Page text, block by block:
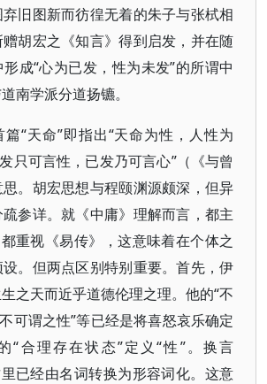
旧图新而彷徨无着的朱子与张栻相
胡宏之《知言》得到启发，并在随
成“心为已发，性为未发”的所谓中
南学派分道扬镳。
篇“天命”即指出“天命为性，人性为
只可言性，已发乃可言心”（《与曾
。胡宏思想与程颐渊源颇深，但异
参详。就《中庸》理解而言，都主
重视《易传》，这意味着在个体之
。但两点区别特别重要。首先，伊
之天而近乎道德伦理之理。他的“不
可谓之性”等已经是将喜怒哀乐确定
“合理存在状态”定义“性”。换言
已经由名词转换为形容词化。这意